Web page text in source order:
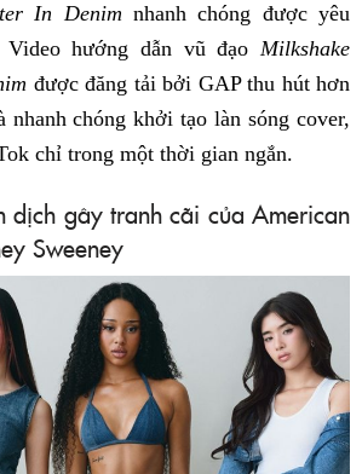
In Denim nhanh chóng được yêu
hướng dẫn vũ đạo Milkshake
được đăng tải bởi GAP thu hút hơn
chóng khởi tạo làn sóng cover,
chỉ trong một thời gian ngắn.
dịch gây tranh cãi của American
Sweeney